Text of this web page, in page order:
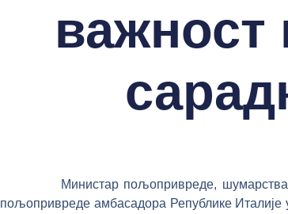
Министар пољопривреде, шумарства и
пољопривреде амбасадора Републике Италије